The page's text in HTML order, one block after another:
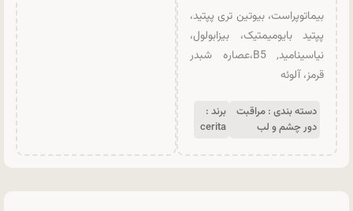
بیماتوپراست، بیوتین تری پپتید،
پپتید بایومیمتیک، بیزابولول،
نیاسینامید, B5،عصاره شبدر
قرمز، آلوئه
دسته بندی : مراقبت
دور چشم و لب
برند :
cerita